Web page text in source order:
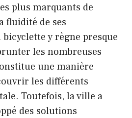
plus marquants de
fluidité de ses
y règne presque
les nombreuses
une manière
les différents
Toutefois, la ville a
des solutions